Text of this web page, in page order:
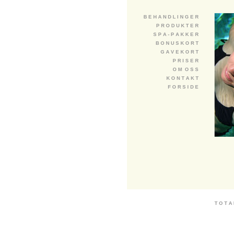
B E H A N D L I N G E R
P R O D U K T E R
S P A - P A K K E R
B O N U S K O R T
G A V E K O R T
P R I S E R
O M O S S
K O N T A K T
F O R S I D E
T O T